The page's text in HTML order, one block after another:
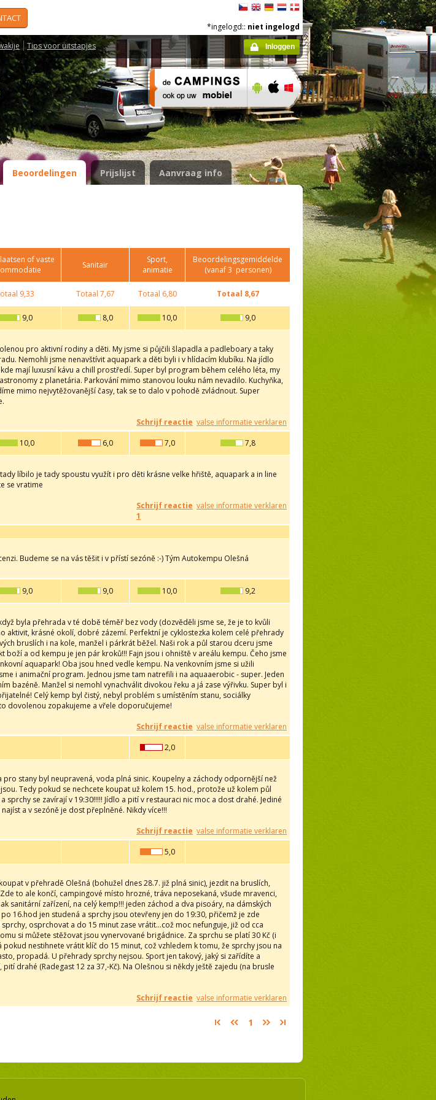
Tips voor uitstapjes
*ingelogd:: niet ingelogd
Inloggen
Beoordelingen Prijslijst Aanvraag info
of vaste
Sanitair
Sport,
animatie
Beoordelingsgemiddelde
(vanaf3 personen)
9,33 Totaal 7,67 Totaal 6,80 Totaal 8,67
9,0 8,0 10,0 9,0
pro aktivní rodiny a děti. My jsme si půjčili šlapadla a padleboary a taky
Nemohli jsme nenavštívit aquapark a děti byli i v hlídacím klubíku. Na jídlo
mají luxusní kávu a chill prostředí. Super byl program během celého léta, my
z planetária. Parkování mimo stanovou louku nám nevadilo. Kuchyňka,
mimo nejvytěžovanější časy, tak se to dalo v pohodě zvládnout. Super
Schrijf reactie valse informatie verklaren
10,0 6,0 7,0 7,8
líbilo je tady spoustu využít i pro děti krásne velke hřiště, aquapark a in line
se vratime
Schrijf reactie valse informatie verklaren
1
Budeme se na vás těšit i v přístí sezóně :-) Tým Autokempu Olešná
9,0 9,0 10,0 9,2
byla přehrada v té době téměř bez vody (dozvěděli jsme se, že je to kvůli
aktivit, krásné okolí, dobré zázemí. Perfektní je cyklostezka kolem celé přehrady
bruslích i na kole, manžel i párkrát běžel. Naši rok a půl starou dceru jsme
a od kempu je jen pár kroků!!! Fajn jsou i ohniště v areálu kempu. Čeho jsme
aquapark! Oba jsou hned vedle kempu. Na venkovním jsme si užili
i animační program. Jednou jsme tam natrefili i na aquaaerobic - super. Jeden
bazéně. Manžel si nemohl vynachválit divokou řeku a já zase výřivku. Super byl i
Celý kemp byl čistý, nebyl problém s umístěním stanu, sociálky
dovolenou zopakujeme a vřele doporučujeme!
Schrijf reactie valse informatie verklaren
2,0
stany byl neupravená, voda plná sinic. Koupelny a záchody odpornější než
Tedy pokud se nechcete koupat už kolem 15. hod., protože už kolem půl
se zavírají v 19:30!!!!! Jídlo a pití v restauraci nic moc a dost drahé. Jediné
a v sezóně je dost přeplněné. Nikdy více!!!
Schrijf reactie valse informatie verklaren
5,0
v přehradě Olešná (bohužel dnes 28.7. již plná sinic), jezdit na bruslích,
to ale končí, campingové místo hrozné, tráva neposekaná, všude mravenci,
sanitární zařízení, na celý kemp!!! jeden záchod a dva pisoáry, na dámských
16.hod jen studená a sprchy jsou otevřeny jen do 19:30, přičemž je zde
osprchovat a do 15 minut zase vrátit...což moc nefunguje, již od cca
si můžete stěžovat jsou vynervované brigádnice. Za sprchu se platí 30 Kč (i
pokud nestihnete vrátit klíč do 15 minut, což vzhledem k tomu, že sprchy jsou na
propadá. U přehrady sprchy nejsou. Sport jen takový, jaký si zařídíte a
drahé (Radegast 12 za 37,-Kč). Na Olešnou si někdy ještě zajedu (na brusle
Schrijf reactie valse informatie verklaren
1